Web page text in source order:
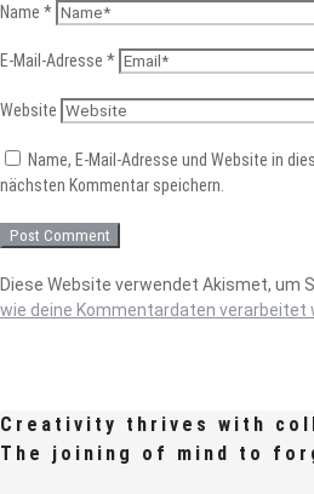
Name *
E-Mail-Adresse *
Website
Name, E-Mail-Adresse und Website in
nächsten Kommentar speichern.
Diese Website verwendet Akismet, um
wie deine Kommentardaten verarbeitet
Creativity thrives with
The joining of mind to